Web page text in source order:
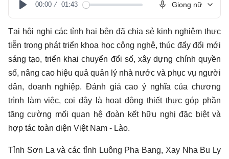
Play
00:00 01:43 Giọng nữ
Tại hội nghị các tỉnh hai bên đã chia sẻ kinh nghiệm thực
tiễn trong phát triển khoa học công nghệ, thúc đẩy đổi mới
sáng tạo, triển khai chuyển đổi số, xây dựng chính quyền
số, nâng cao hiệu quả quản lý nhà nước và phục vụ người
dân, doanh nghiệp. Đánh giá cao ý nghĩa của chương
trình làm việc, coi đây là hoạt động thiết thực góp phần
tăng cường mối quan hệ đoàn kết hữu nghị đặc biệt và
hợp tác toàn diện Việt Nam - Lào.
Tỉnh Sơn La và các tỉnh Luông Pha Bang, Xay Nha Bu Ly